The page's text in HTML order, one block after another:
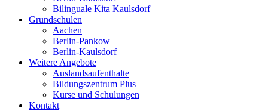
Bilinguale Kita Kaulsdorf
Grundschulen
Aachen
Berlin-Pankow
Berlin-Kaulsdorf
Weitere Angebote
Auslandsaufenthalte
Bildungszentrum Plus
Kurse und Schulungen
Kontakt